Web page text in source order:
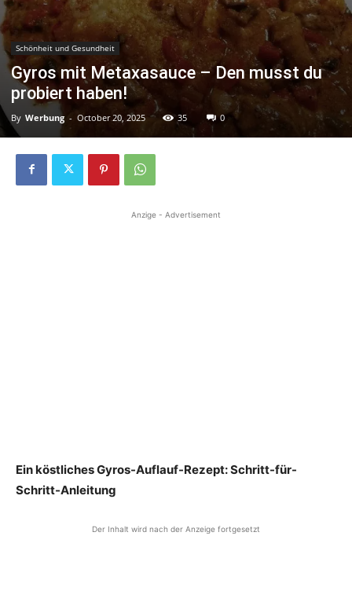
Schönheit und Gesundheit
Gyros mit Metaxasauce – Den musst du
probiert haben!
By Werbung - October 20, 2025 35 0
Anzige - Advertisement
Ein köstliches Gyros-Auflauf-Rezept: Schritt-für-
Schritt-Anleitung
Der Inhalt wird nach der Anzeige fortgesetzt